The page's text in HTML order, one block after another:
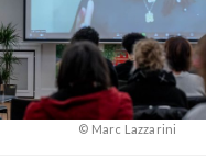
© Marc Lazzarini